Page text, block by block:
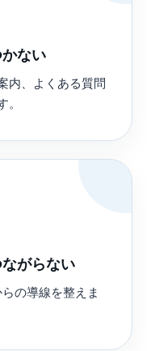
ない
内、よくある質問
がらない
の導線を整えま